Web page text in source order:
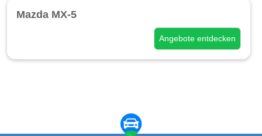
Mazda MX-5
Angebote entdecken